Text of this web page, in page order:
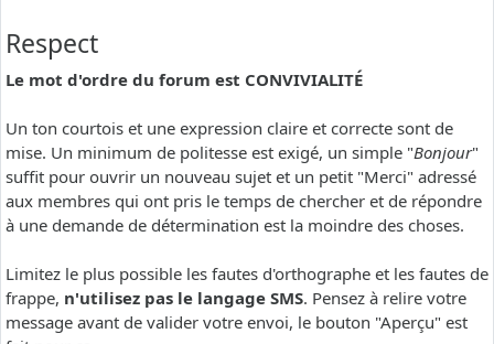
Respect
Le mot d'ordre du forum est CONVIVIALITÉ
Un ton courtois et une expression claire et correcte sont de
mise. Un minimum de politesse est exigé, un simple "Bonjour"
suffit pour ouvrir un nouveau sujet et un petit "Merci" adressé
aux membres qui ont pris le temps de chercher et de répondre
à une demande de détermination est la moindre des choses.
Limitez le plus possible les fautes d'orthographe et les fautes de
frappe, n'utilisez pas le langage SMS. Pensez à relire votre
message avant de valider votre envoi, le bouton "Aperçu" est